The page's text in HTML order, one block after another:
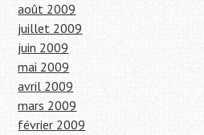
août 2009
juillet 2009
juin 2009
mai 2009
avril 2009
mars 2009
février 2009